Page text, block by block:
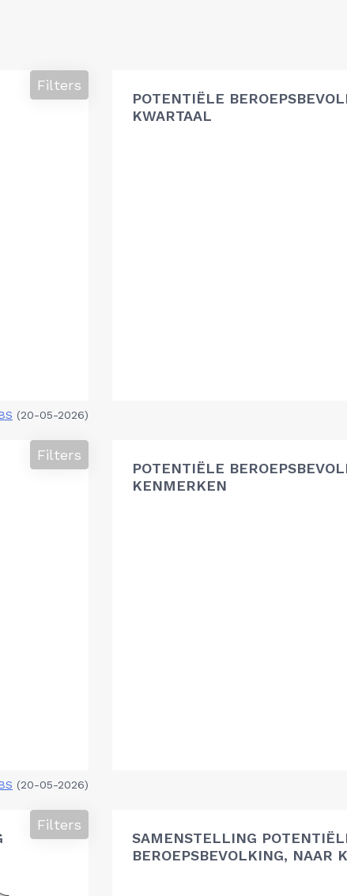
Filters
(20-05-2026)
POTENTIËLE
KWARTAAL
Filters
(20-05-2026)
POTENTIËLE
KENMERKEN
Filters
SAMENSTELLING
BEROEPSBEVOLKING, NAAR